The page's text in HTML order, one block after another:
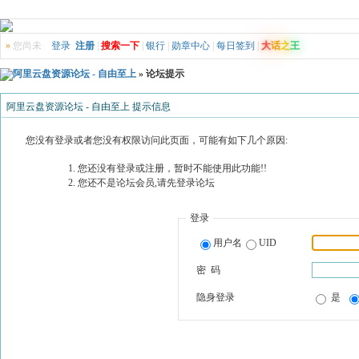
» 您尚未 登录 注册 搜索一下 银行 勋章中心 每日签到 大话之王
阿里云盘资源论坛 - 自由至上 » 论坛提示
阿里云盘资源论坛 - 自由至上 提示信息
您没有登录或者您没有权限访问此页面，可能有如下几个原因:
您还没有登录或注册，暂时不能使用此功能!!
您还不是论坛会员,请先登录论坛
登录
用户名 UID
密 码
隐身登录 是